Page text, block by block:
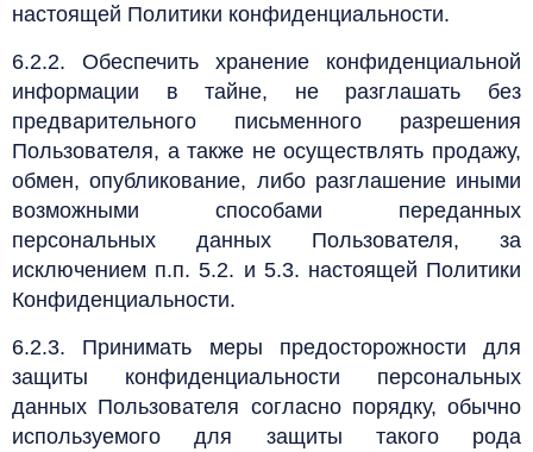
настоящей Политики конфиденциальности.
6.2.2. Обеспечить хранение конфиденциальной
информации в тайне, не разглашать без
предварительного письменного разрешения
Пользователя, а также не осуществлять продажу,
обмен, опубликование, либо разглашение иными
возможными способами переданных
персональных данных Пользователя, за
исключением п.п. 5.2. и 5.3. настоящей Политики
Конфиденциальности.
6.2.3. Принимать меры предосторожности для
защиты конфиденциальности персональных
данных Пользователя согласно порядку, обычно
используемого для защиты такого рода